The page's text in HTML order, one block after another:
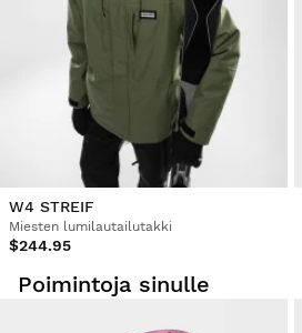
Hyvitys alkuperäiselle maksutavallesi.
W4 STREIF
Miesten lumilautailutakki
$244.95
Poimintoja sinulle